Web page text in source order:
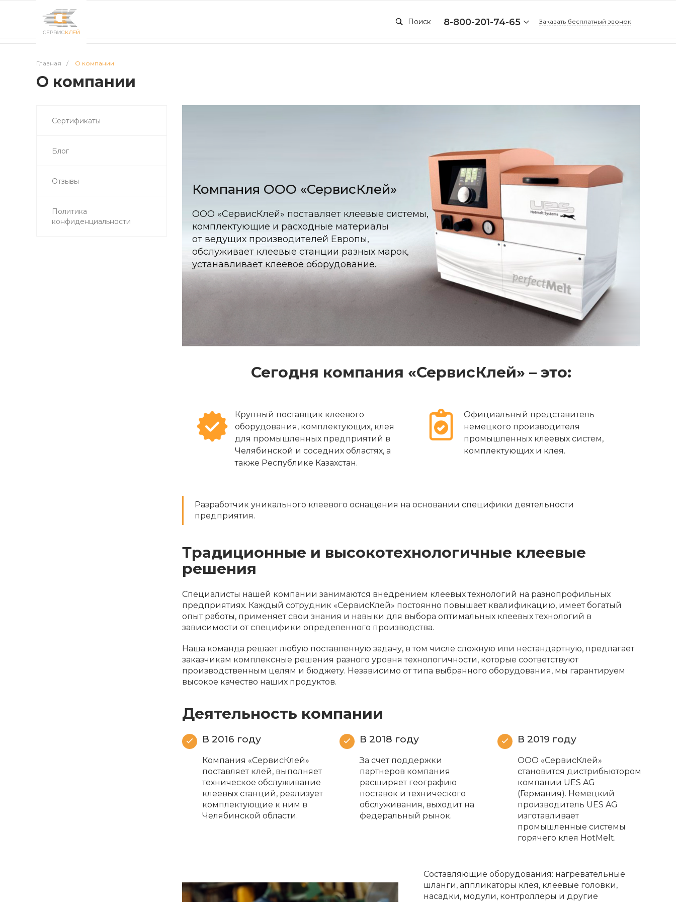
Поиск 8-800-201-74-65 Заказать бесплатный звонок
Главная / О компании
О компании
Сертификаты
Блог
Отзывы
Политика
конфиденциальности
Компания ООО «СервисКлей»
ООО «СервисКлей» поставляет клеевые системы,
комплектующие и расходные материалы
от ведущих производителей Европы,
обслуживает клеевые станции разных марок,
устанавливает клеевое оборудование.
Сегодня компания «СервисКлей» – это:
Крупный поставщик клеевого
оборудования, комплектующих, клея
для промышленных предприятий в
Челябинской и соседних областях, а
также Республике Казахстан.
Официальный представитель
немецкого производителя
промышленных клеевых систем,
комплектующих и клея.
Разработчик уникального клеевого оснащения на основании специфики деятельности
предприятия.
Традиционные и высоко­технологичные клеевые
решения
Специалисты нашей компании занимаются внедрением клеевых технологий на разнопрофильных
предприятиях. Каждый сотрудник «СервисКлей» постоянно повышает квалификацию, имеет богатый
опыт работы, применяет свои знания и навыки для выбора оптимальных клеевых технологий в
зависимости от специфики определенного производства.
Наша команда решает любую поставленную задачу, в том числе сложную или нестандартную, предлагает
заказчикам комплексные решения разного уровня технологичности, которые соответствуют
производственным целям и бюджету. Независимо от типа выбранного оборудования, мы гарантируем
высокое качество наших продуктов.
Деятельность компании
В 2016 году
Компания «СервисКлей»
поставляет клей, выполняет
техническое обслуживание
клеевых станций, реализует
комплектующие к ним в
Челябинской области.
В 2018 году
За счет поддержки
партнеров компания
расширяет географию
поставок и технического
обслуживания, выходит на
федеральный рынок.
В 2019 году
ООО «СервисКлей»
становится дистрибьютором
компании UES AG
(Германия). Немецкий
производитель UES AG
изготавливает
промышленные системы
горячего клея HotMelt.
Составляющие оборудования: нагревательные
шланги, аппликаторы клея, клеевые головки,
насадки, модули, контроллеры и другие